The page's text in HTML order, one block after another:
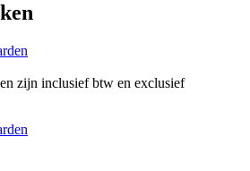
zijn inclusief btw en exclusief